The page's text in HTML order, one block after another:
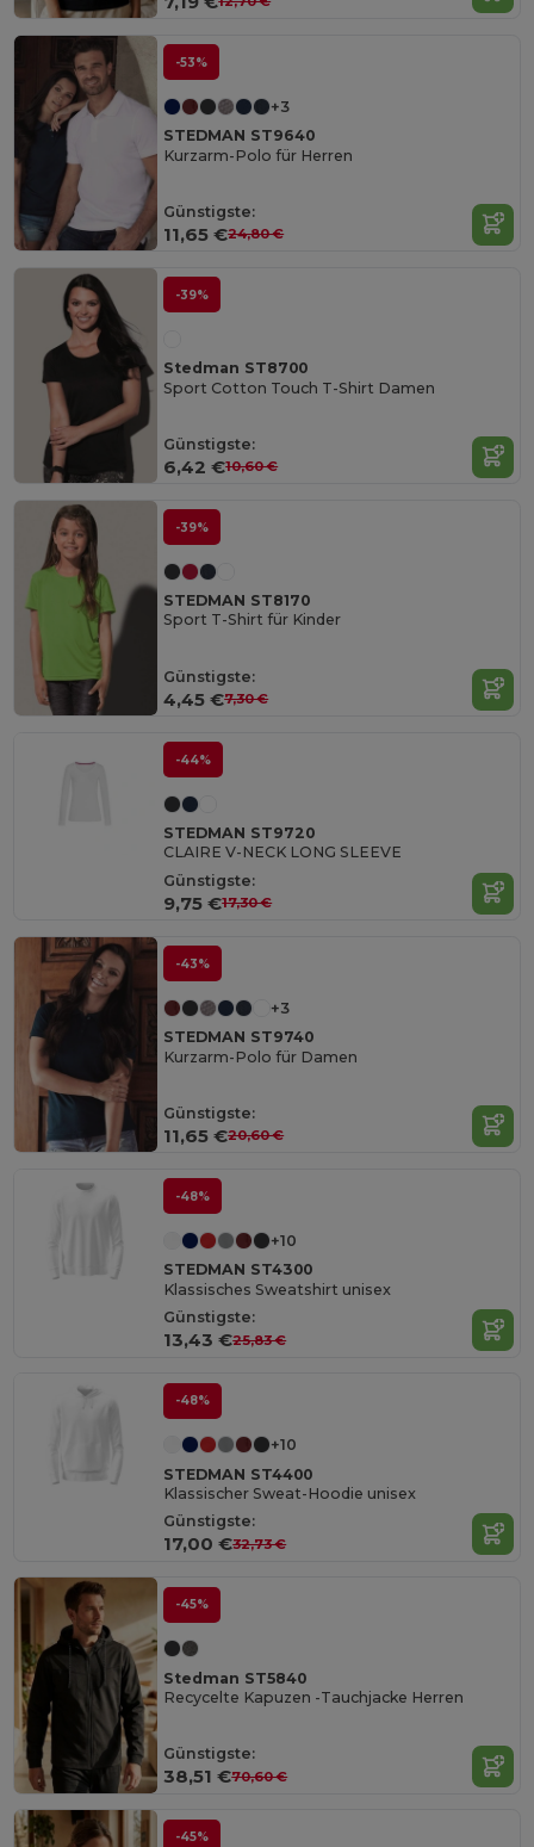
-53%
+3
STEDMAN ST9640
Kurzarm-Polo für Herren
Günstigste:
11,65 €24,80 €
-39%
Stedman ST8700
Sport Cotton Touch T-Shirt Damen
Günstigste:
6,42 €10,60 €
-39%
STEDMAN ST8170
Sport T-Shirt für Kinder
Günstigste:
4,45 €7,30 €
-44%
STEDMAN ST9720
CLAIRE V-NECK LONG SLEEVE
Günstigste:
9,75 €17,30 €
-43%
+3
STEDMAN ST9740
Kurzarm-Polo für Damen
Günstigste:
11,65 €20,60 €
-48%
+10
STEDMAN ST4300
Klassisches Sweatshirt unisex
Günstigste:
13,43 €25,83 €
-48%
+10
STEDMAN ST4400
Klassischer Sweat-Hoodie unisex
Günstigste:
17,00 €32,73 €
-45%
Stedman ST5840
Recycelte Kapuzen -Tauchjacke Herren
Günstigste:
38,51 €70,60 €
-45%